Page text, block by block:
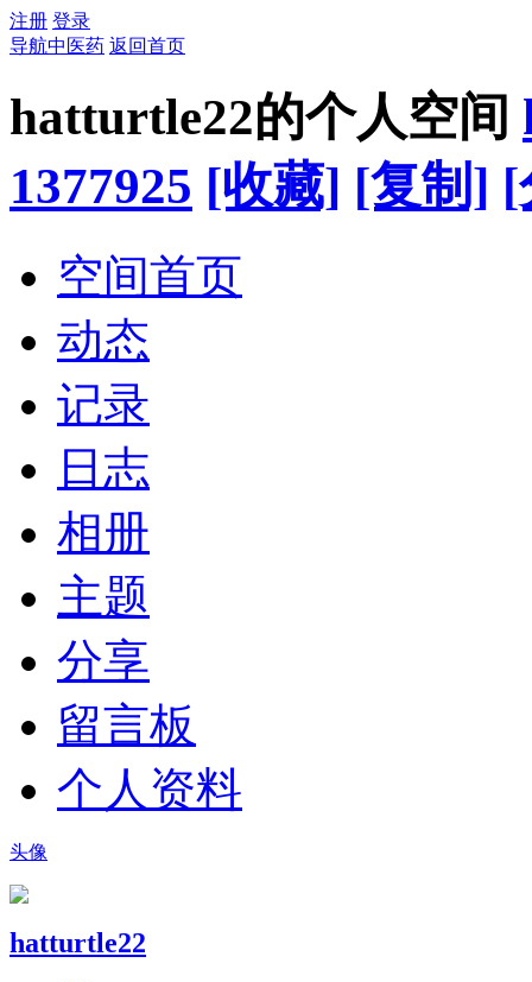
注册 登录
导航中医药 返回首页
hatturtle22的个人空间
1377925 [收藏] [复制] [
空间首页
动态
记录
日志
相册
主题
分享
留言板
个人资料
头像
hatturtle22